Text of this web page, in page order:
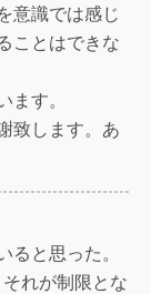
意識では感じ
ことはできな
ます。
致します。あ
ると思った。
れが制限とな